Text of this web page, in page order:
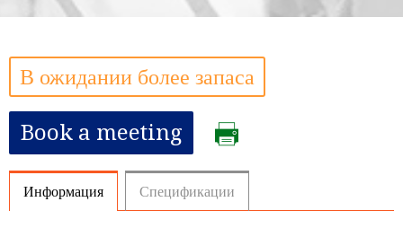
В ожидании более запаса
Book a meeting
Информация Спецификации